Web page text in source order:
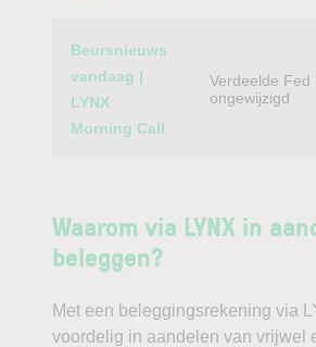
Beursnieuws
vandaag |
LYNX
Morning Call
Verdeelde Fed
ongewijzigd
Waarom via LYNX in
beleggen?
Met een beleggingsrekening via
voordelig in aandelen van vrijwel